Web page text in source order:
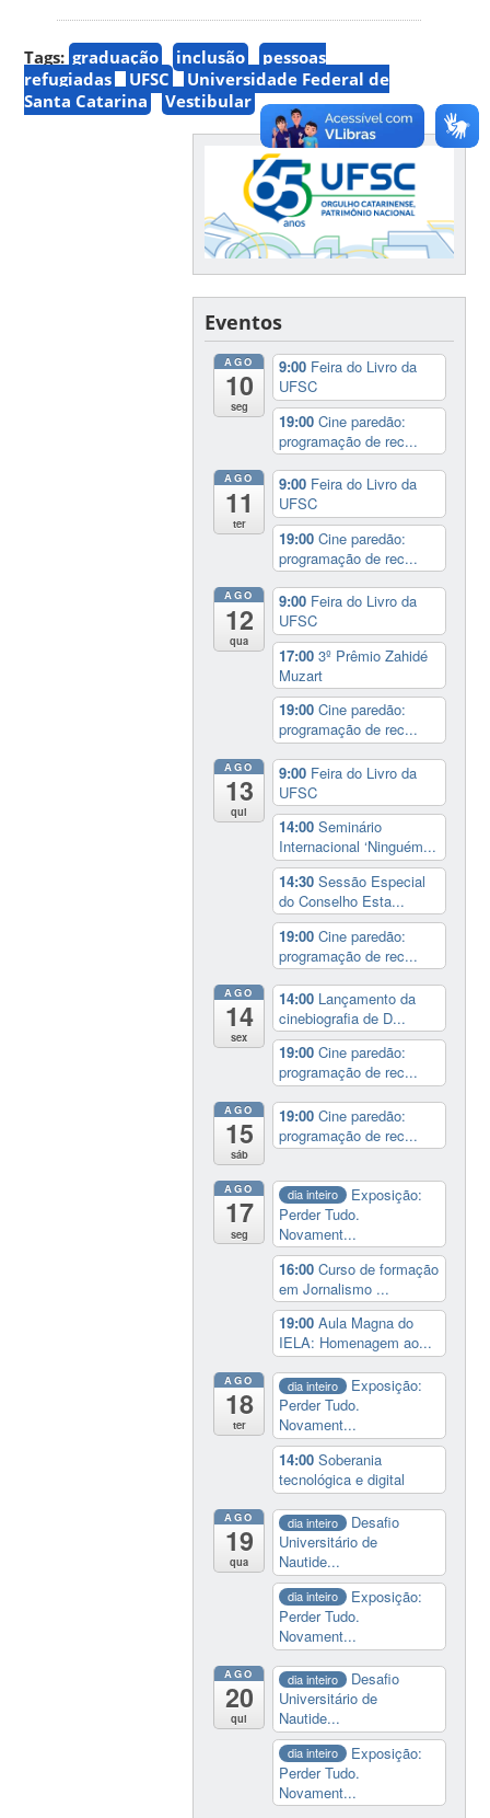
Tags: graduação inclusão
pessoas
refugiadas
UFSC
Universidade Federal de
Santa Catarina
Vestibular
Eventos
AGO
10
seg
9:00 Feira do Livro da
UFSC
19:00Cine paredão:
programação de rec...
AGO
11
ter
9:00 Feira do Livro da
UFSC
19:00Cine paredão:
programação de rec...
AGO
12
qua
9:00 Feira do Livro da
UFSC
17:003º Prêmio Zahidé
Muzart
19:00Cine paredão:
programação de rec...
AGO
13
qui
9:00 Feira do Livro da
UFSC
14:00Seminário
Internacional ‘Ninguém...
14:30Sessão Especial
do Conselho Esta...
19:00Cine paredão:
programação de rec...
AGO
14
sex
14:00 Lançamento da
cinebiografia de D...
19:00Cine paredão:
programação de rec...
AGO
15
sáb
19:00Cine paredão:
programação de rec...
AGO
17
seg
dia inteiro
Exposição:
Perder Tudo.
Novament...
16:00Curso de formação
em Jornalismo ...
19:00Aula Magna do
IELA: Homenagem ao...
AGO
18
ter
dia inteiro
Exposição:
Perder Tudo.
Novament...
14:00Soberania
tecnológica e digital
AGO
19
qua
dia inteiro
Desafio
Universitário de
Nautide...
dia inteiro
Exposição:
Perder Tudo.
Novament...
AGO
20
qui
dia inteiro
Desafio
Universitário de
Nautide...
dia inteiro
Exposição:
Perder Tudo.
Novament...